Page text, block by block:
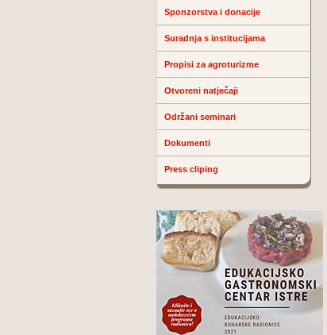
Sponzorstva i donacije
Suradnja s institucijama
Propisi za agroturizme
Otvoreni natječaji
Održani seminari
Dokumenti
Press cliping